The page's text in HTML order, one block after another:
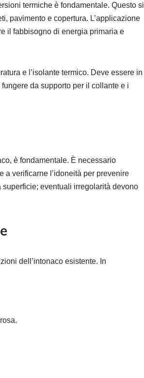
termiche è fondamentale. Questo si
pavimento e copertura. L’applicazione
il fabbisogno di energia primaria e
e l’isolante termico. Deve essere in
da supporto per il collante e i
è fondamentale. È necessario
a verificarne l’idoneità per prevenire
eventuali irregolarità devono
dell’intonaco esistente. In